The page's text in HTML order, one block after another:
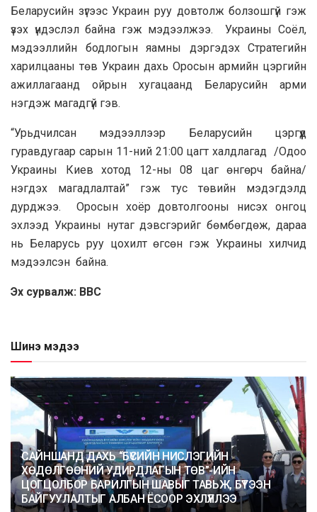
Беларусийн зүгээс Украин руу довтолж болзошгүй гэж
үзэх үндэслэл байна гэж мэдээлжээ. Украины Соёл,
мэдээллийн бодлогын яамны дэргэдэх Стратегийн
харилцааны төв Украин дахь Оросын армийн цэргийн
ажиллагаанд ойрын хугацаанд Беларусийн арми
нэгдэж магадгүй гэв.
“Урьдчилсан мэдээллээр Беларусийн цэргүүд
гуравдугаар сарын 11-ний 21:00 цагт халдлагад /Одоо
Украины Киев хотод 12-ны 08 цаг өнгөрч байна/
нэгдэх магадлалтай” гэж тус төвийн мэдэгдэлд
дурджээ. Оросын хоёр довтолгооны нисэх онгоц
эхлээд Украины нутаг дэвсгэрийг бөмбөгдөж, дараа
нь Беларусь руу цохилт өгсөн гэж Украины хилчид
мэдээлсэн байна.
Эх сурвалж: ВВС
Шинэ мэдээ
САЙНШАНД ДАХЬ “БҮСИЙН НИСЛЭГИЙН
ХӨДӨЛГӨӨНИЙ УДИРДЛАГЫН ТӨВ”-ИЙН
ЦОГЦОЛБОР БАРИЛГЫН ШАВЫГ ТАВЬЖ, БҮТЭЭН
БАЙГУУЛАЛТЫГ АЛБАН ЁСООР ЭХЛҮҮЛЛЭЭ